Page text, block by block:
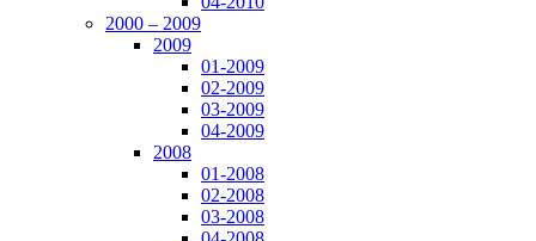
2000 – 2009
2009
01-2009
02-2009
03-2009
04-2009
2008
01-2008
02-2008
03-2008